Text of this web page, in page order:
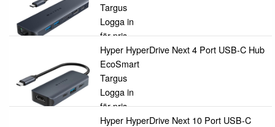
Targus
Logga in
för pris
Hyper HyperDrive Next 4 Port USB-C Hub
EcoSmart
Targus
Logga in
för pris
Hyper HyperDrive Next 10 Port USB-C